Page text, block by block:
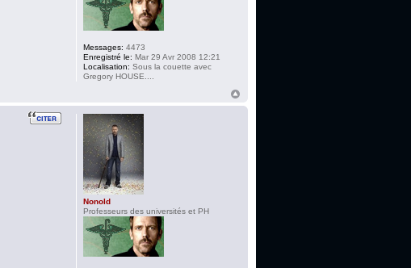
Messages: 4473
Enregistré le: Mar 29 Avr 2008 12:21
Localisation: Sous la couette avec
Gregory HOUSE....
Nonold
Professeurs des universités et PH